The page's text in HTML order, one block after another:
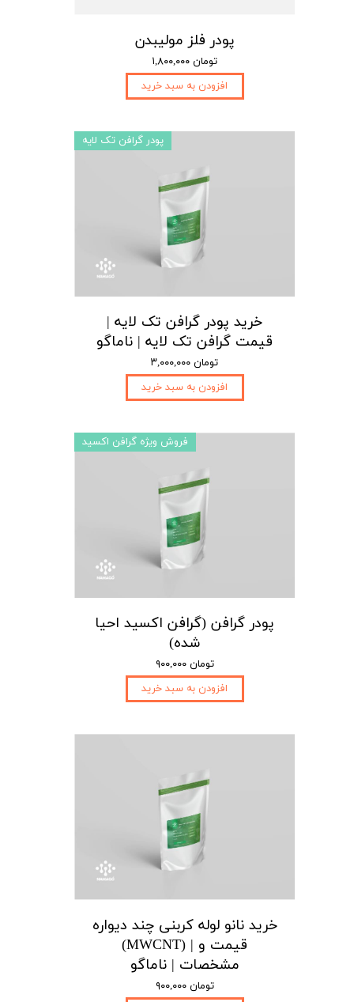
پودر فلز مولیبدن
۱,۸۰۰,۰۰۰ تومان
افزودن به سبد خرید
خرید پودر گرافن تک لایه |
قیمت گرافن تک لایه | ناماگو
۳,۰۰۰,۰۰۰ تومان
افزودن به سبد خرید
پودر گرافن تک لایه
پودر گرافن (گرافن اکسید احیا
شده)
۹۰۰,۰۰۰ تومان
افزودن به سبد خرید
فروش ویژه گرافن اکسید
خرید نانو لوله کربنی چند دیواره
(MWCNT) | قیمت و
مشخصات | ناماگو
۹۰۰,۰۰۰ تومان